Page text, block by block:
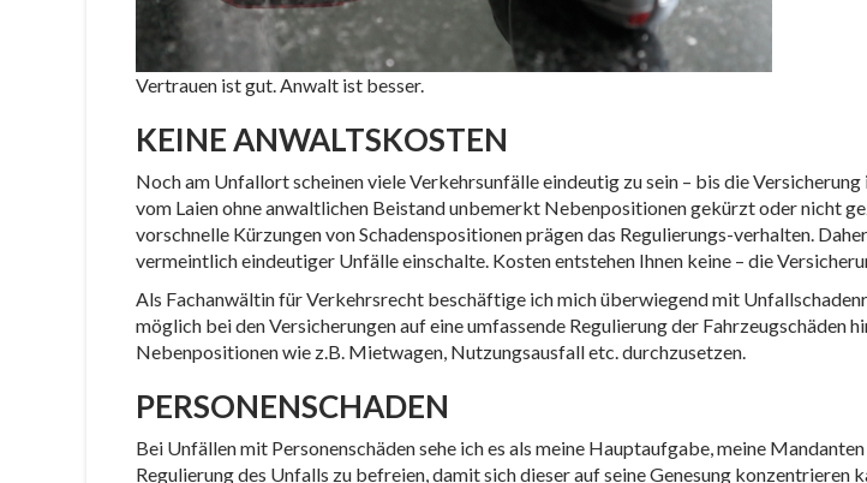
Vertrauen ist gut. Anwalt ist besser.
KEINE ANWALTSKOSTEN
Noch am Unfallort scheinen viele Verkehrsunfälle eindeutig zu sein – bis die
vom Laien ohne anwaltlichen Beistand unbemerkt Nebenpositionen gekürzt oder nicht
vorschnelle Kürzungen von Schadenspositionen prägen das Regulierungs-verhalten.
vermeintlich eindeutiger Unfälle einschalte. Kosten entstehen Ihnen keine – die
Als Fachanwältin für Verkehrsrecht beschäftige ich mich überwiegend mit
möglich bei den Versicherungen auf eine umfassende Regulierung der
Nebenpositionen wie z.B. Mietwagen, Nutzungsausfall etc. durchzusetzen.
PERSONENSCHADEN
Bei Unfällen mit Personenschäden sehe ich es als meine Hauptaufgabe, meine
Regulierung des Unfalls zu befreien, damit sich dieser auf seine Genesung